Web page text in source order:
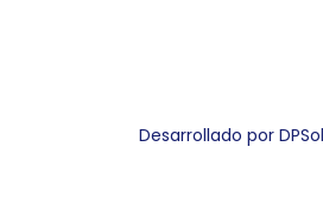
Desarrollado por